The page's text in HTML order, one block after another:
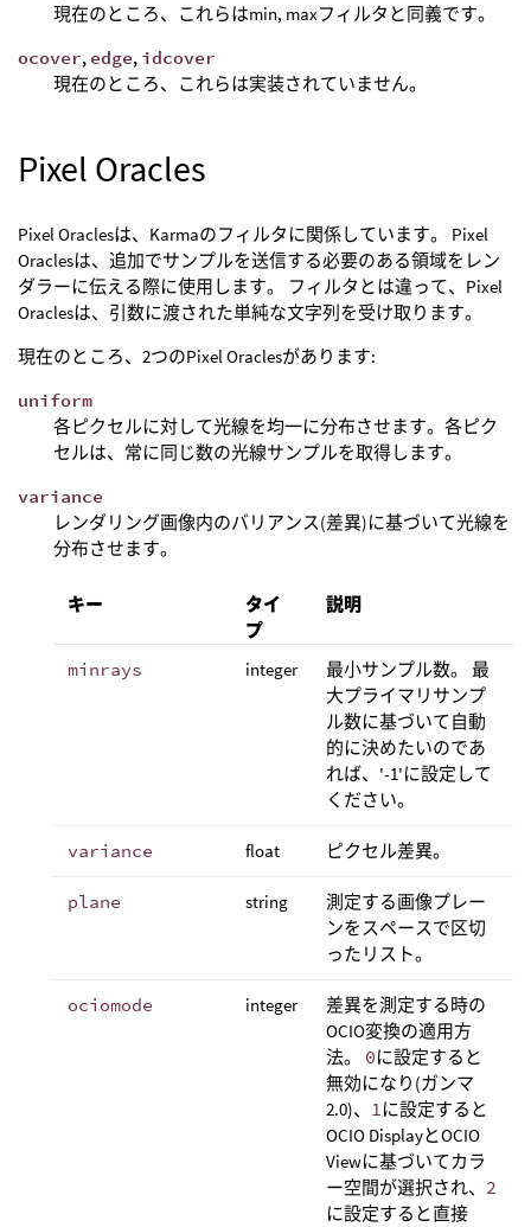
現在のところ、これらはmin, maxフィルタと同義です。
ocover, edge, idcover
現在のところ、これらは実装されていません。
Pixel Oracles
Pixel Oraclesは、Karmaのフィルタに関係しています。 Pixel
Oraclesは、追加でサンプルを送信する必要のある領域をレン
ダラーに伝える際に使用します。 フィルタとは違って、Pixel
Oraclesは、引数に渡された単純な文字列を受け取ります。
現在のところ、2つのPixel Oraclesがあります:
uniform
各ピクセルに対して光線を均一に分布させます。各ピク
セルは、常に同じ数の光線サンプルを取得します。
variance
レンダリング画像内のバリアンス(差異)に基づいて光線を
分布させます。
キー
タイ
プ
説明
minrays integer
最小サンプル数。 最
大プライマリサンプ
ル数に基づいて自動
的に決めたいのであ
れば、'-1'に設定して
ください。
variance float ピクセル差異。
plane string
測定する画像プレー
ンをスペースで区切
ったリスト。
ociomode integer
差異を測定する時の
OCIO変換の適用方
法。 0に設定すると
無効になり(ガンマ
2.0)、 1に設定すると
OCIO DisplayとOCIO
Viewに基づいてカラ
ー空間が選択され、 2
に設定すると直接